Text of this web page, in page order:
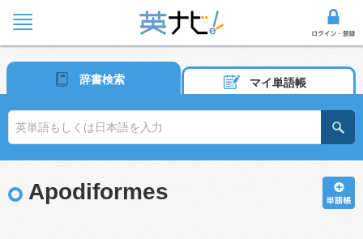
辞書検索 マイ単語帳
Apodiformes